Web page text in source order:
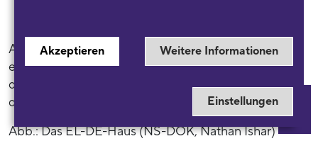
Akzeptieren Weitere Informationen
Einstellungen
Aufgrund der begrenzten Teilnehmer*innenzahl
empfehlen wir eine vorherige Anmeldung. Sollte es
darüber hinaus noch freie Plätze geben, erfahren Sie
dies kurz vorher an der Information im Museum.
Abb.: Das EL-DE-Haus (NS-DOK, Nathan Ishar)